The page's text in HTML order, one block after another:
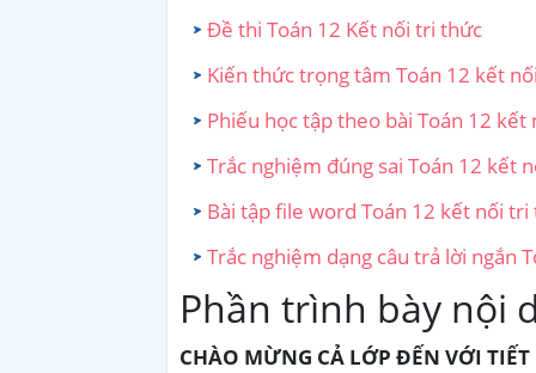
Đề thi Toán 12 Kết nối tri thức
Kiến thức trọng tâm Toán 12 kết
Phiếu học tập theo bài Toán 12
Trắc nghiệm đúng sai Toán 12 kết
Bài tập file word Toán 12 kết nối tri
Trắc nghiệm dạng câu trả lời ngắn
Phần trình bày nội
CHÀO MỪNG CẢ LỚP ĐẾN VỚI